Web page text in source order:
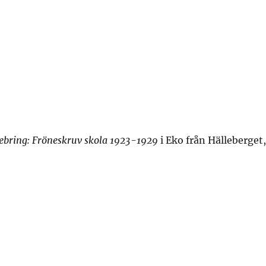
Fröneskruv skola 1923-1929 i Eko från